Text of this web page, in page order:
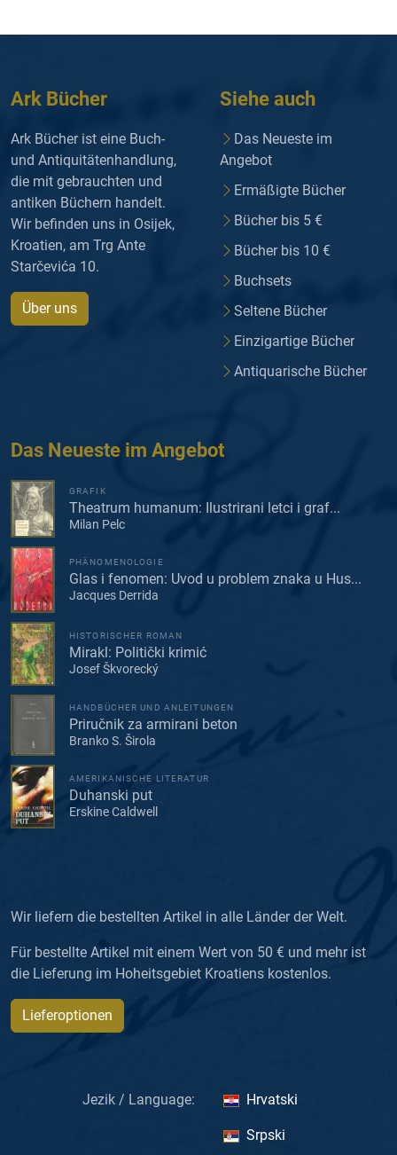
Ark Bücher
Ark Bücher ist eine Buch-
und Antiquitätenhandlung,
die mit gebrauchten und
antiken Büchern handelt.
Wir befinden uns in Osijek,
Kroatien, am Trg Ante
Starčevića 10.
Über uns
Siehe auch
Das Neueste im
Angebot
Ermäßigte Bücher
Bücher bis 5 €
Bücher bis 10 €
Buchsets
Seltene Bücher
Einzigartige Bücher
Antiquarische Bücher
Das Neueste im Angebot
GRAFIK
Theatrum humanum: Ilustrirani letci i graf...
Milan Pelc
PHÄNOMENOLOGIE
Glas i fenomen: Uvod u problem znaka u Hus...
Jacques Derrida
HISTORISCHER ROMAN
Mirakl: Politički krimić
Josef Škvorecký
HANDBÜCHER UND ANLEITUNGEN
Priručnik za armirani beton
Branko S. Širola
AMERIKANISCHE LITERATUR
Duhanski put
Erskine Caldwell
Wir liefern die bestellten Artikel in alle Länder der Welt.
Für bestellte Artikel mit einem Wert von 50 € und mehr ist
die Lieferung im Hoheitsgebiet Kroatiens kostenlos.
Lieferoptionen
Jezik / Language: Hrvatski
Srpski